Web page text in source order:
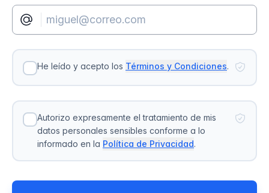
He leído y acepto los Términos y Condiciones.
Autorizo expresamente el tratamiento de mis
datos personales sensibles conforme a lo
informado en la Política de Privacidad.